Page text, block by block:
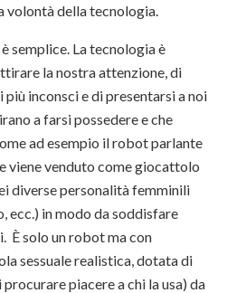
volontà della tecnologia.
semplice. La tecnologia è
la nostra attenzione, di
inconsci e di presentarsi a noi
a farsi possedere e che
ad esempio il robot parlante
viene venduto come giocattolo
diverse personalità femminili
ecc.) in modo da soddisfare
È solo un robot ma con
sessuale realistica, dotata di
piacere a chi la usa) da